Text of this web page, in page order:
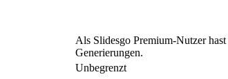
Als Slidesgo Premium-Nutzer
Generierungen.
Unbegrenzt